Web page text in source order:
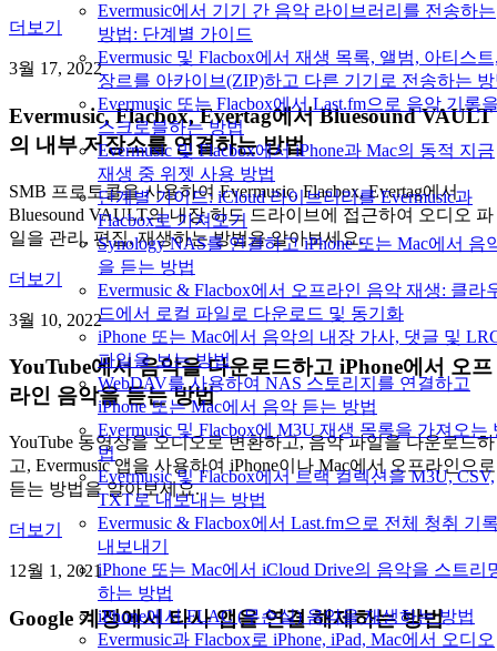
Evermusic에서 기기 간 음악 라이브러리를 전송하는
방법: 단계별 가이드
Evermusic 및 Flacbox에서 재생 목록, 앨범, 아티스
장르를 아카이브(ZIP)하고 다른 기기로 전송하는
Evermusic 또는 Flacbox에서 Last.fm으로 음악 기록
스크로블하는 방법
Evermusic 및 Flacbox에서 iPhone과 Mac의 동적 지금
재생 중 위젯 사용 방법
단계별 가이드: iCloud 라이브러리를 Evermusic과
Flacbox로 가져오기
Synology NAS를 연결하고 iPhone 또는 Mac에서 음
을 듣는 방법
Evermusic & Flacbox에서 오프라인 음악 재생: 클라
드에서 로컬 파일로 다운로드 및 동기화
iPhone 또는 Mac에서 음악의 내장 가사, 댓글 및
파일을 보는 방법
WebDAV를 사용하여 NAS 스토리지를 연결하고
iPhone 또는 Mac에서 음악 듣는 방법
Evermusic 및 Flacbox에 M3U 재생 목록을 가져오는
법
Evermusic 및 Flacbox에서 트랙 컬렉션을 M3U, CSV,
TXT로 내보내는 방법
Evermusic & Flacbox에서 Last.fm으로 전체 청취 기
내보내기
iPhone 또는 Mac에서 iCloud Drive의 음악을 스트리
하는 방법
iPhone에서 FLAC (무손실) 음악을 재생하는 방법
Evermusic과 Flacbox로 iPhone, iPad, Mac에서 오디오
더보기
3월 17, 2022
Evermusic, Flacbox, Evertag에서 Bluesound VAULT
의 내부 저장소를 연결하는 방법
SMB 프로토콜을 사용하여 Evermusic, Flacbox, Evertag에서
Bluesound VAULT의 내장 하드 드라이브에 접근하여 오디오 파
일을 관리, 편집, 재생하는 방법을 알아보세요.
더보기
3월 10, 2022
YouTube에서 음악을 다운로드하고 iPhone에서 오프
라인 음악을 듣는 방법
YouTube 동영상을 오디오로 변환하고, 음악 파일을 다운로드하
고, Evermusic 앱을 사용하여 iPhone이나 Mac에서 오프라인으로
듣는 방법을 알아보세요.
더보기
12월 1, 2021
Google 계정에서 타사 앱을 연결 해제하는 방법